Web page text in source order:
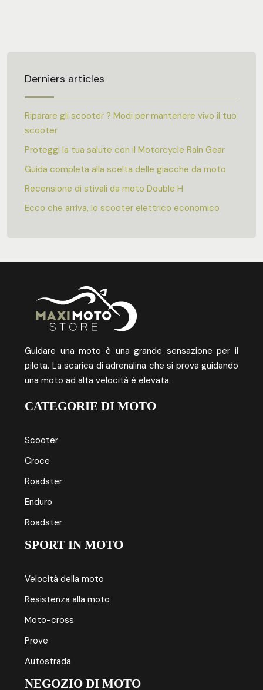
Derniers articles
Riparare gli scooter ? Modi per mantenere vivo il tuo
scooter
Proteggi la tua salute con il Motorcycle Rain Gear
Guida completa alla scelta delle giacche da moto
Recensione di stivali da moto Double H
Ecco che arriva, lo scooter elettrico economico
Guidare una moto è una grande sensazione per il
pilota. La scarica di adrenalina che si prova guidando
una moto ad alta velocità è elevata.
CATEGORIE DI MOTO
Scooter
Croce
Roadster
Enduro
Roadster
SPORT IN MOTO
Velocità della moto
Resistenza alla moto
Moto-cross
Prove
Autostrada
NEGOZIO DI MOTO